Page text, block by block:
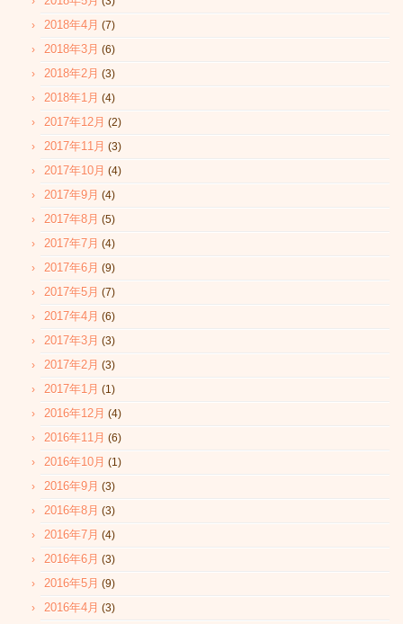
2018年4月 (7)
2018年3月 (6)
2018年2月 (3)
2018年1月 (4)
2017年12月 (2)
2017年11月 (3)
2017年10月 (4)
2017年9月 (4)
2017年8月 (5)
2017年7月 (4)
2017年6月 (9)
2017年5月 (7)
2017年4月 (6)
2017年3月 (3)
2017年2月 (3)
2017年1月 (1)
2016年12月 (4)
2016年11月 (6)
2016年10月 (1)
2016年9月 (3)
2016年8月 (3)
2016年7月 (4)
2016年6月 (3)
2016年5月 (9)
2016年4月 (3)